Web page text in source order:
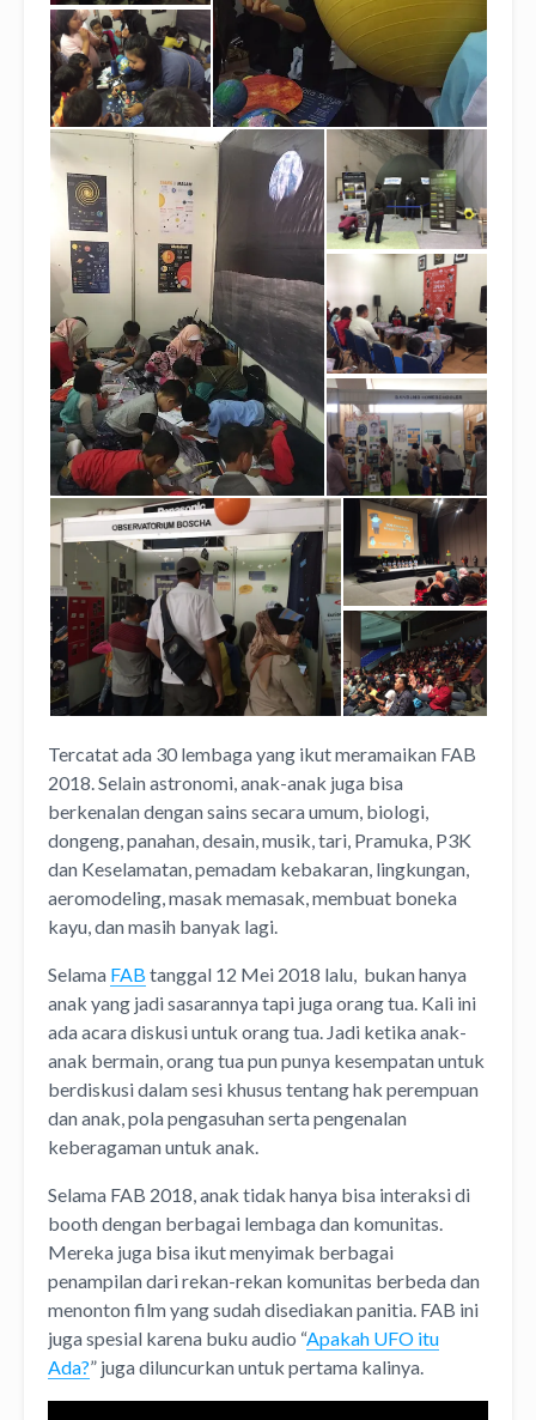
Tercatat ada 30 lembaga yang ikut meramaikan FAB
2018. Selain astronomi, anak-anak juga bisa
berkenalan dengan sains secara umum, biologi,
dongeng, panahan, desain, musik, tari, Pramuka, P3K
dan Keselamatan, pemadam kebakaran, lingkungan,
aeromodeling, masak memasak, membuat boneka
kayu, dan masih banyak lagi.
Selama FAB tanggal 12 Mei 2018 lalu, bukan hanya
anak yang jadi sasarannya tapi juga orang tua. Kali ini
ada acara diskusi untuk orang tua. Jadi ketika anak-
anak bermain, orang tua pun punya kesempatan untuk
berdiskusi dalam sesi khusus tentang hak perempuan
dan anak, pola pengasuhan serta pengenalan
keberagaman untuk anak.
Selama FAB 2018, anak tidak hanya bisa interaksi di
booth dengan berbagai lembaga dan komunitas.
Mereka juga bisa ikut menyimak berbagai
penampilan dari rekan-rekan komunitas berbeda dan
menonton film yang sudah disediakan panitia. FAB ini
juga spesial karena buku audio “Apakah UFO itu
Ada?” juga diluncurkan untuk pertama kalinya.